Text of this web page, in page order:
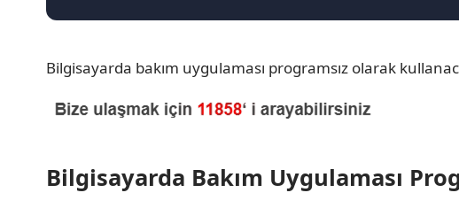
Bilgisayarda bakım uygulaması programsız olarak
Bilgisayarda Bakım Uygulaması